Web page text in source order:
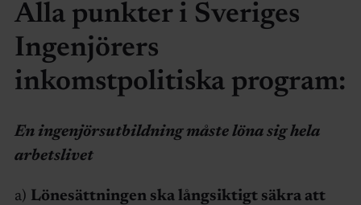
Alla punkter i Sveriges
Ingenjörers
inkomstpolitiska program:
En ingenjörsutbildning måste löna sig hela
arbetslivet
a) Lönesättningen ska långsiktigt säkra att